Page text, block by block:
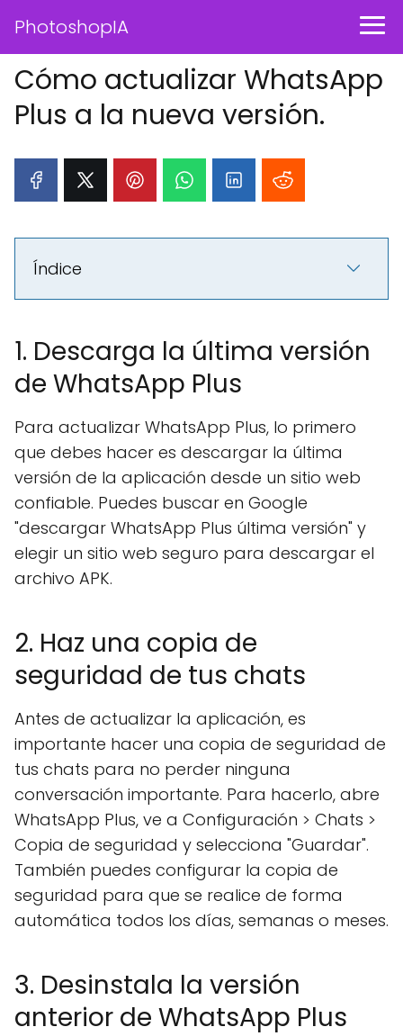
PhotoshopIA
Cómo actualizar WhatsApp
Plus a la nueva versión.
Índice
1. Descarga la última versión
de WhatsApp Plus
Para actualizar WhatsApp Plus, lo primero
que debes hacer es descargar la última
versión de la aplicación desde un sitio web
confiable. Puedes buscar en Google
"descargar WhatsApp Plus última versión" y
elegir un sitio web seguro para descargar el
archivo APK.
2. Haz una copia de
seguridad de tus chats
Antes de actualizar la aplicación, es
importante hacer una copia de seguridad de
tus chats para no perder ninguna
conversación importante. Para hacerlo, abre
WhatsApp Plus, ve a Configuración > Chats >
Copia de seguridad y selecciona "Guardar".
También puedes configurar la copia de
seguridad para que se realice de forma
automática todos los días, semanas o meses.
3. Desinstala la versión
anterior de WhatsApp Plus